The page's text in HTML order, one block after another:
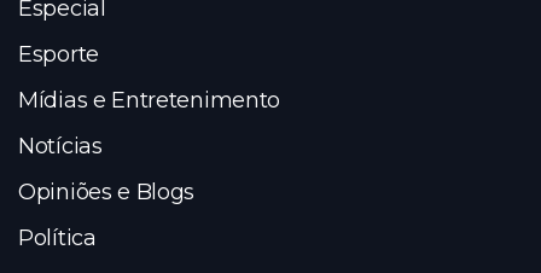
Especial
Esporte
Mídias e Entretenimento
Notícias
Opiniões e Blogs
Política